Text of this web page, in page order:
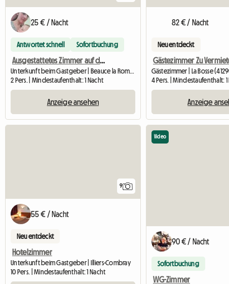
25 € / Nacht
Antwortet schnell Sofortbuchung
Ausgestattetes Zimmer auf dem Land
2 Pers. | Mindestaufenthalt: 1 Nacht
Anzeige ansehen
82 € / Nacht
Neu entdeckt
Gästezimmer | La Bosse
4 Pers. | Mindestaufenthalt: 1
Anzeige
9
55 € / Nacht
Neu entdeckt
Hotelzimmer
Unterkunft beim Gastgeber | Illiers-Combray
10 Pers. | Mindestaufenthalt: 1 Nacht
Video
90 € / Nacht
Sofortbuchung
WG-Zimmer